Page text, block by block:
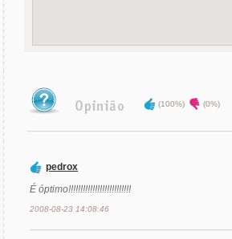
(100%) (0%)
pedrox
É óptimo!!!!!!!!!!!!!!!!!!!!!!!!!!
2008-08-23 14:08:46